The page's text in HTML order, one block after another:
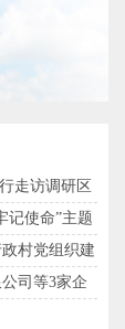
走访调研区
记使命”主题
村党组织建
司等3家企